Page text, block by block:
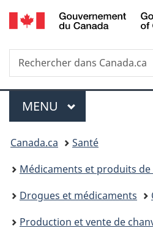
au
à
Au
du
à
Recherche
Rechercher
dans
Menu
MENU PRINCIPAL
Vous
êtes
ici :
Canada.ca
Santé
Médicaments et produits de
Drogues et médicaments
Production et vente de